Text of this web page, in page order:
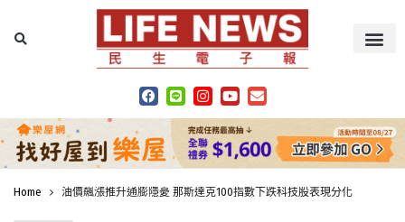
Home 油價飆漲推升通膨隱憂 那斯達克100指數下跌科技股表現分化